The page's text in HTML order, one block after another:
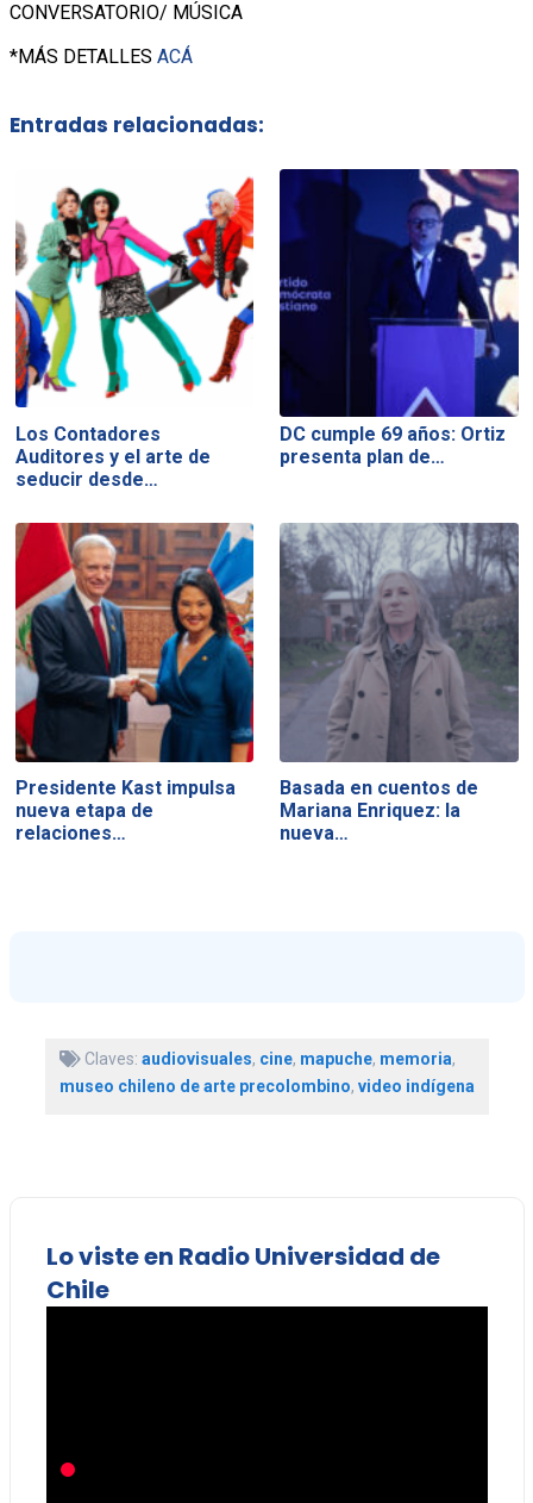
CONVERSATORIO/ MÚSICA
*MÁS DETALLES ACÁ
Entradas relacionadas:
Los Contadores
Auditores y el arte de
seducir desde…
DC cumple 69 años: Ortiz
presenta plan de…
Presidente Kast impulsa
nueva etapa de
relaciones…
Basada en cuentos de
Mariana Enriquez: la
nueva…
Claves: audiovisuales, cine, mapuche, memoria,
museo chileno de arte precolombino, video indígena
Lo viste en Radio Universidad de
Chile